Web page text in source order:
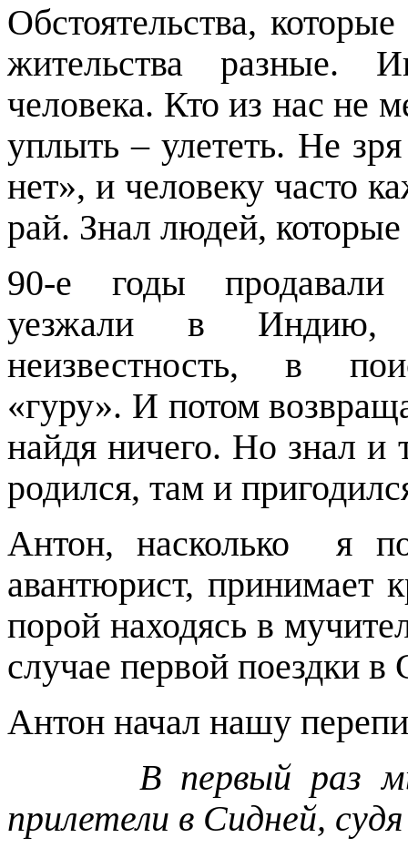
Обстоятельства,
жительства разные.
человека. Кто из нас не
уплыть – улететь. Не
нет», и человеку часто
рай. Знал людей, которые
90-е годы
уезжали в
неизвестность, в
«гуру». И потом
найдя ничего. Но знал и
родился, там и
Антон, насколько я
авантюрист, принимает
порой находясь в
случае первой поездки в
Антон начал нашу
В первый раз
прилетели в Сидней,